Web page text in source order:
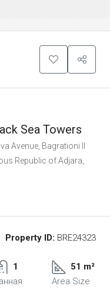
Sea Towers
Avenue, Bagrationi II
Republic of Adjara,
Property ID: BRE24323
1
51 m²
Area Size